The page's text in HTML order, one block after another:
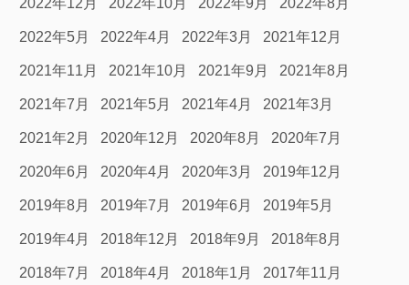
2022年12月 2022年10月 2022年9月 2022年8月
2022年5月 2022年4月 2022年3月 2021年12月
2021年11月 2021年10月 2021年9月 2021年8月
2021年7月 2021年5月 2021年4月 2021年3月
2021年2月 2020年12月 2020年8月 2020年7月
2020年6月 2020年4月 2020年3月 2019年12月
2019年8月 2019年7月 2019年6月 2019年5月
2019年4月 2018年12月 2018年9月 2018年8月
2018年7月 2018年4月 2018年1月 2017年11月